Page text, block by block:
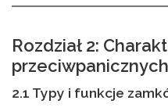
Rozdział 2:
przeciwpanicznych
2.1 Typy i funkcje